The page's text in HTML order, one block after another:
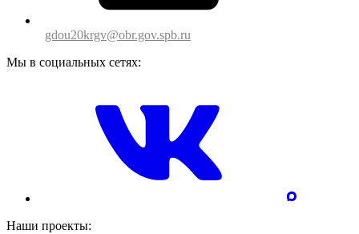
gdou20krgv@obr.gov.spb.ru
Мы в социальных сетях:
Наши проекты: